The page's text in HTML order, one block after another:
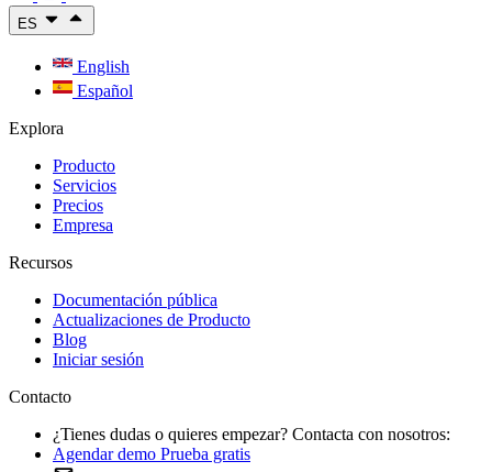
ES
English
Español
Explora
Producto
Servicios
Precios
Empresa
Recursos
Documentación pública
Actualizaciones de Producto
Blog
Iniciar sesión
Contacto
¿Tienes dudas o quieres empezar? Contacta con nosotros:
Agendar demo Prueba gratis